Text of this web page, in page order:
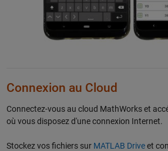
Connexion au Cloud
Connectez-vous au cloud MathWorks et
où vous disposez d'une connexion Internet.
Stockez vos fichiers sur MATLAB Driveet